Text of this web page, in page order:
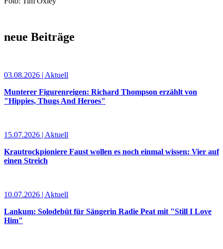
neue Beiträge
03.08.2026 | Aktuell
Munterer Figurenreigen: Richard Thompson erzählt von
"Hippies, Thugs And Heroes"
15.07.2026 | Aktuell
Krautrockpioniere Faust wollen es noch einmal wissen: Vier auf
einen Streich
10.07.2026 | Aktuell
Lankum: Solodebüt für Sängerin Radie Peat mit "Still I Love
Him"